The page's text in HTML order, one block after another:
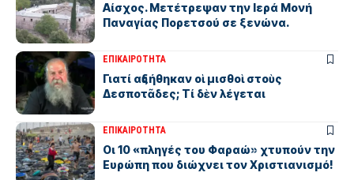
Αίσχος. Μετέτρεψαν την Ιερά Μονή
Παναγίας Πορετσού σε ξενώνα.
ΕΠΙΚΑΙΡΟΤΗΤΑ
Γιατί αὐξήθηκαν οἱ μισθοὶ στοὺς
Δεσποτᾶδες; Τί δὲν λέγεται
ΕΠΙΚΑΙΡΟΤΗΤΑ
Οι 10 «πληγές του Φαραώ» χτυπούν την
Ευρώπη που διώχνει τον Χριστιανισμό!